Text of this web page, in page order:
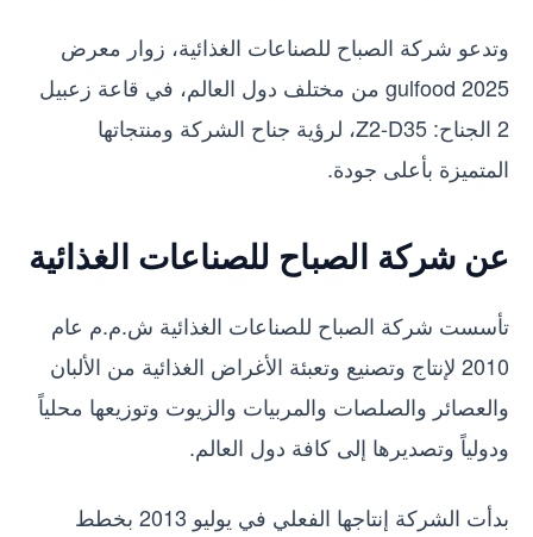
وتدعو شركة الصباح للصناعات الغذائية، زوار معرض
gulfood 2025 من مختلف دول العالم، في قاعة زعبيل
2 الجناح: Z2-D35، لرؤية جناح الشركة ومنتجاتها
المتميزة بأعلى جودة.
عن شركة الصباح للصناعات الغذائية
تأسست شركة الصباح للصناعات الغذائية ش.م.م عام
2010 لإنتاج وتصنيع وتعبئة الأغراض الغذائية من الألبان
والعصائر والصلصات والمربيات والزيوت وتوزيعها محلياً
ودولياً وتصديرها إلى كافة دول العالم.
بدأت الشركة إنتاجها الفعلي في يوليو 2013 بخطط